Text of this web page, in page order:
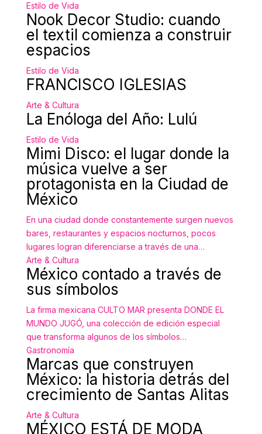
Estilo de Vida
Nook Decor Studio: cuando
el textil comienza a construir
espacios
Estilo de Vida
FRANCISCO IGLESIAS
Arte & Cultura
La Enóloga del Año: Lulú
Estilo de Vida
Mimi Disco: el lugar donde la
música vuelve a ser
protagonista en la Ciudad de
México
En una ciudad donde constantemente surgen nuevos
bares, restaurantes y espacios nocturnos, pocos
lugares logran diferenciarse a través de una…
Arte & Cultura
México contado a través de
sus símbolos
La firma mexicana CULTO MAR presenta DONDE EL
MUNDO JUGÓ, una colección de edición especial
que transforma algunos de los símbolos…
Gastronomía
Marcas que construyen
México: la historia detrás del
crecimiento de Santas Alitas
Arte & Cultura
MÉXICO ESTÁ DE MODA